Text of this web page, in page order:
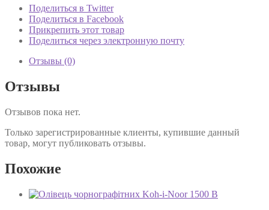
Noor
1500
Поделиться в Twitter
Поделиться в Facebook
Прикрепить этот товар
Поделиться через электронную почту
Отзывы (0)
Отзывы
Отзывов пока нет.
Только зарегистрированные клиенты, купившие данный
товар, могут публиковать отзывы.
Похожие